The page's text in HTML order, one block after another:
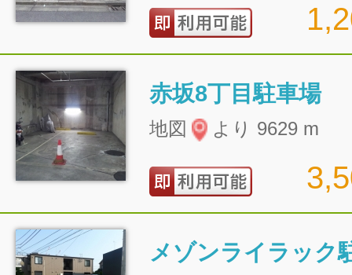
赤坂8丁目駐車場
地図 より 9629 m
メゾンライラック